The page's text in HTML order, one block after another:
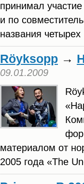
принимал
и по
названия
Röyksopp →
09.01.2009
материалом от
2005 года «The